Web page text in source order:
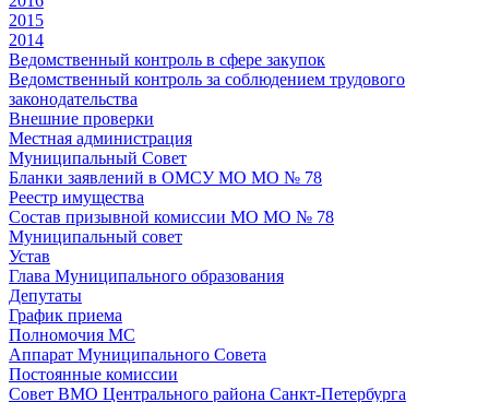
2015
2014
Ведомственный контроль в сфере закупок
Ведомственный контроль за соблюдением трудового
законодательства
Внешние проверки
Местная администрация
Муниципальный Совет
Бланки заявлений в ОМСУ МО МО № 78
Реестр имущества
Состав призывной комиссии МО МО № 78
Муниципальный совет
Устав
Глава Муниципального образования
Депутаты
График приема
Полномочия МС
Аппарат Муниципального Совета
Постоянные комиссии
Совет ВМО Центрального района Санкт-Петербурга